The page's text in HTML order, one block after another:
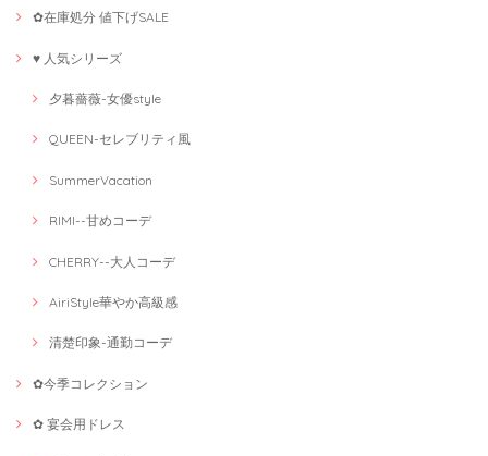
✿在庫処分 値下げSALE
♥ 人気シリーズ
夕暮薔薇-女優style
QUEEN-セレブリティ風
SummerVacation
RIMI--甘めコーデ
CHERRY--大人コーデ
AiriStyle華やか高級感
清楚印象-通勤コーデ
✿今季コレクション
✿ 宴会用ドレス